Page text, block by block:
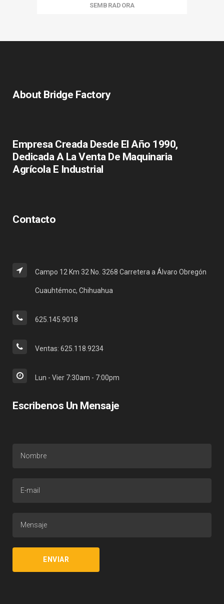
SEMBRADORA
About Bridge Factory
Empresa Creada Desde El Año 1990,
Dedicada A La Venta De Maquinaria
Agrícola E Industrial
Contacto
Campo 12 Km 32 No. 3268 Carretera a Álvaro Obregón
Cuauhtémoc, Chihuahua
625.145.9018
Ventas: 625.118.9234
Lun - Vier 7:30am - 7:00pm
Escribenos Un Mensaje